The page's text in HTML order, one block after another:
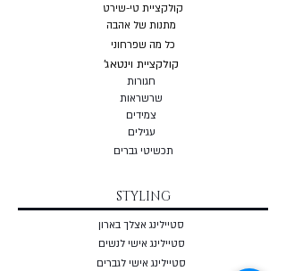
קולקציית טי-שירט
מתנות של אהבה
כל מה שפרחוני
קולקציית וינטאג'
חגורות
שרשראות
צמידים
עגילים
תכשיטי גברים
STYLING
סטיילינג אצלך בארון
סטיילינג אישי לנשים
סטיילינג אישי לגברים